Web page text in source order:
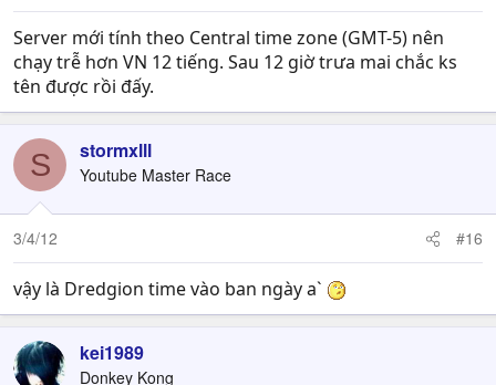
Server mới tính theo Central time zone (GMT-5) nên
chạy trễ hơn VN 12 tiếng. Sau 12 giờ trưa mai chắc ks
tên được rồi đấy.
S stormxlll
Youtube Master Race
3/4/12 #16
vậy là Dredgion time vào ban ngày a`
kei1989
Donkey Kong